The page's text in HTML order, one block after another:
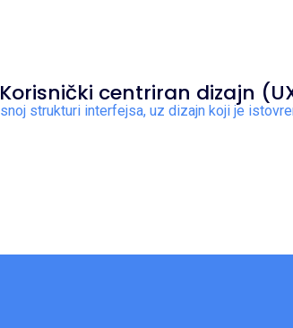
Korisnički centriran dizajn
strukturi interfejsa, uz dizajn koji je